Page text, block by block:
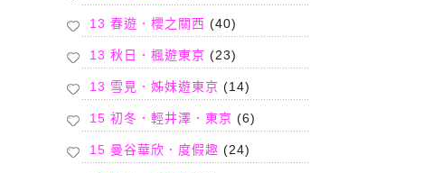
13 春遊．櫻之關西 (40)
13 秋日．楓遊東京 (23)
13 雪見．姊妹遊東京 (14)
15 初冬．輕井澤．東京 (6)
15 曼谷華欣．度假趣 (24)